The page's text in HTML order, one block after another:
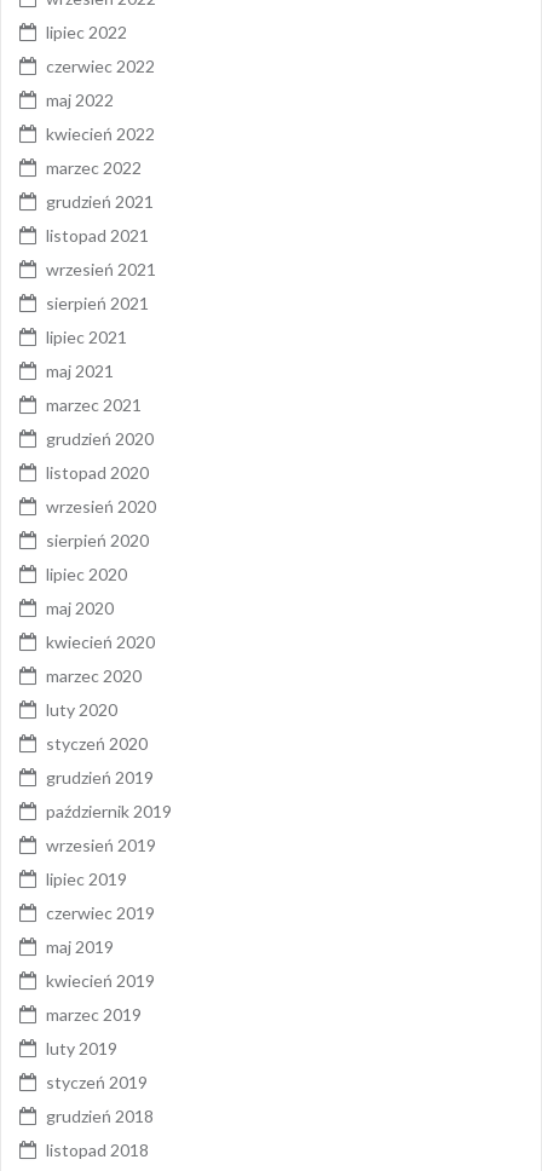
lipiec 2022
czerwiec 2022
maj 2022
kwiecień 2022
marzec 2022
grudzień 2021
listopad 2021
wrzesień 2021
sierpień 2021
lipiec 2021
maj 2021
marzec 2021
grudzień 2020
listopad 2020
wrzesień 2020
sierpień 2020
lipiec 2020
maj 2020
kwiecień 2020
marzec 2020
luty 2020
styczeń 2020
grudzień 2019
październik 2019
wrzesień 2019
lipiec 2019
czerwiec 2019
maj 2019
kwiecień 2019
marzec 2019
luty 2019
styczeń 2019
grudzień 2018
listopad 2018